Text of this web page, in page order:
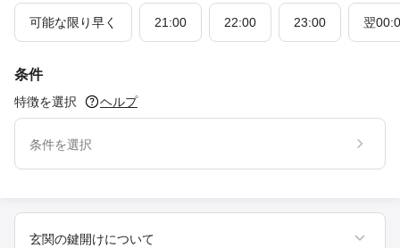
可能な限り早く 21:00 22:00 23:00 翌
条件
特徴を選択 ヘルプ
条件を選択
玄関の鍵開けについて